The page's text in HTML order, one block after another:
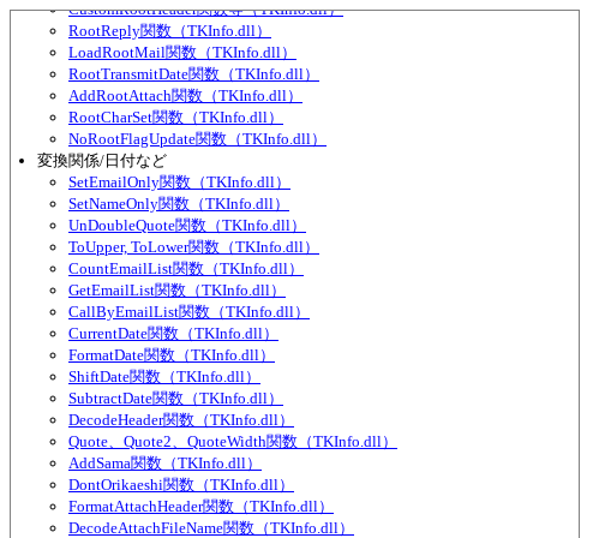
CustomRootHeader関数等（TKInfo.dll）
RootReply関数（TKInfo.dll）
LoadRootMail関数（TKInfo.dll）
RootTransmitDate関数（TKInfo.dll）
AddRootAttach関数（TKInfo.dll）
RootCharSet関数（TKInfo.dll）
NoRootFlagUpdate関数（TKInfo.dll）
変換関係/日付など
SetEmailOnly関数（TKInfo.dll）
SetNameOnly関数（TKInfo.dll）
UnDoubleQuote関数（TKInfo.dll）
ToUpper, ToLower関数（TKInfo.dll）
CountEmailList関数（TKInfo.dll）
GetEmailList関数（TKInfo.dll）
CallByEmailList関数（TKInfo.dll）
CurrentDate関数（TKInfo.dll）
FormatDate関数（TKInfo.dll）
ShiftDate関数（TKInfo.dll）
SubtractDate関数（TKInfo.dll）
DecodeHeader関数（TKInfo.dll）
Quote、Quote2、QuoteWidth関数（TKInfo.dll）
AddSama関数（TKInfo.dll）
DontOrikaeshi関数（TKInfo.dll）
FormatAttachHeader関数（TKInfo.dll）
DecodeAttachFileName関数（TKInfo.dll）